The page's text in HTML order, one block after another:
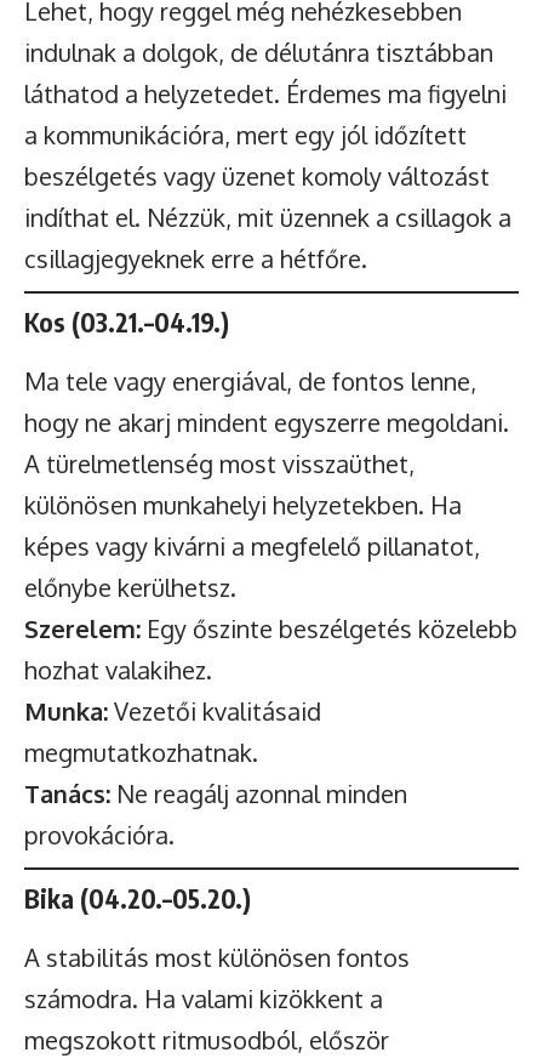
Lehet, hogy reggel még nehézkesebben
indulnak a dolgok, de délutánra tisztábban
láthatod a helyzetedet. Érdemes ma figyelni
a kommunikációra, mert egy jól időzített
beszélgetés vagy üzenet komoly változást
indíthat el. Nézzük, mit üzennek a csillagok a
csillagjegyeknek erre a hétfőre.
Kos (03.21.–04.19.)
Ma tele vagy energiával, de fontos lenne,
hogy ne akarj mindent egyszerre megoldani.
A türelmetlenség most visszaüthet,
különösen munkahelyi helyzetekben. Ha
képes vagy kivárni a megfelelő pillanatot,
előnybe kerülhetsz.
Szerelem: Egy őszinte beszélgetés közelebb
hozhat valakihez.
Munka:Vezetői kvalitásaid
megmutatkozhatnak.
Tanács: Ne reagálj azonnal minden
provokációra.
Bika (04.20.–05.20.)
A stabilitás most különösen fontos
számodra. Ha valami kizökkent a
megszokott ritmusodból, először